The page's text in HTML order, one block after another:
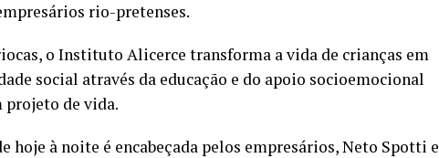
rio-pretenses.
o Instituto Alicerce transforma a vida de crianças em
social através da educação e do apoio socioemocional
projeto de vida.
hoje à noite é encabeçada pelos empresários, Neto Spotti e